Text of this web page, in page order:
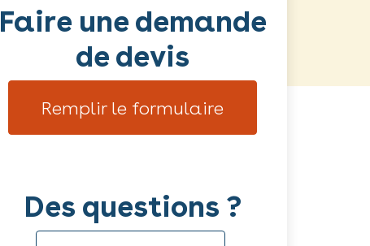
Faire une demande
de devis
Remplir le formulaire
Des questions ?